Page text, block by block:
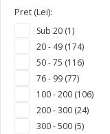
Pret (Lei):
Sub 20 (1)
20 - 49 (174)
50 - 75 (116)
76 - 99 (77)
100 - 200 (106)
200 - 300 (24)
300 - 500 (5)